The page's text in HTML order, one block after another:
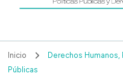
Inicio
Derechos
Públicas